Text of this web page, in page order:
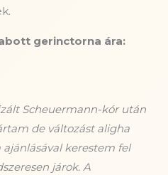
gerinctorna ára:
Scheuermann-kór után
de változást aligha
kerestem fel
járok. A